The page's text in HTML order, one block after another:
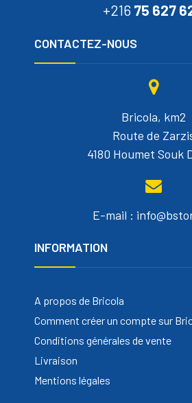
+216 75 627
CONTACTEZ-NOUS
Bricola, km2
Route de
4180 Houmet Souk
E-mail :
INFORMATION
A propos de Bricola
Comment créer un compte sur
Conditions générales de vente
Livraison
Mentions légales